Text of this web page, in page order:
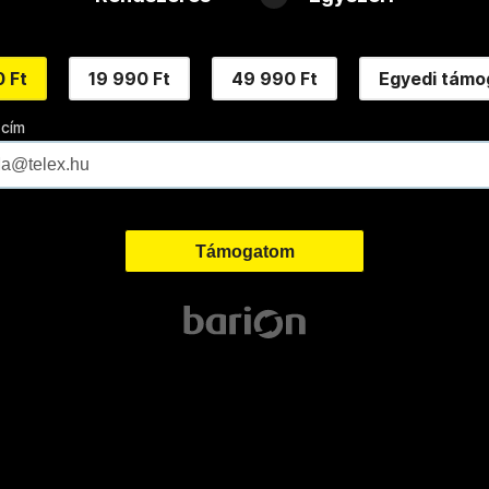
Ft 19 990 Ft 49 990 Ft Egyedi